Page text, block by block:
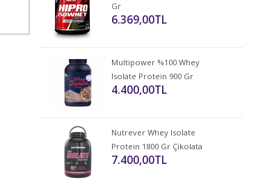
Gr
6.369,00TL
Multipower %100 Whey
Isolate Protein 900 Gr
4.400,00TL
Nutrever Whey Isolate
Protein 1800 Gr Çikolata
7.400,00TL